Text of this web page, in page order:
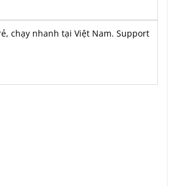
chạy nhanh tại Việt Nam. Support